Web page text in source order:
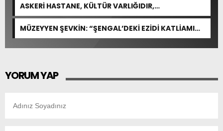
ASKERİ HASTANE, KÜLTÜR VARLIĞIDIR,
ÖZELLEŞTİRİLEMEZ!
MÜZEYYEN ŞEVKİN: “ŞENGAL’DEKİ EZİDİ KATLİAMI
İNSANLIĞIN ORTAK ACISIDIR”
YORUM YAP